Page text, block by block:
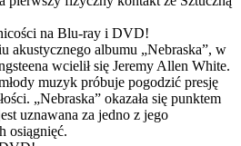
na Blu-ray i DVD!
akustycznego albumu „Nebraska”, w
wcielił się Jeremy Allen White.
muzyk próbuje pogodzić presję
„Nebraska” okazała się punktem
uznawana za jedno z jego
osiągnięć.